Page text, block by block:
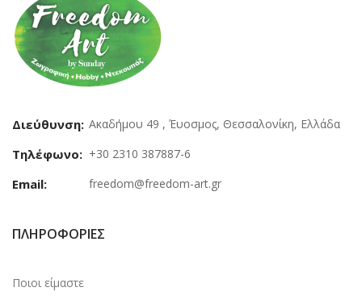
Διεύθυνση: Ακαδήμου 49 , Έυοσμος, Θεσσαλονίκη, Ελλάδα
Τηλέφωνο: +30 2310 387887-6
Email: freedom@freedom-art.gr
ΠΛΗΡΟΦΟΡΊΕΣ
Ποιοι είμαστε